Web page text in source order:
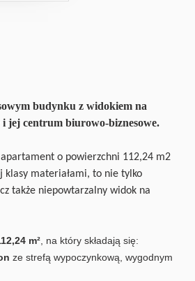
budynku z widokiem na
jej centrum biurowo-biznesowe.
o powierzchni 112,24 m2
klasy materiałami, to nie tylko
także niepowtarzalny widok na
m², na który składają się:
ze strefą wypoczynkową, wygodnym